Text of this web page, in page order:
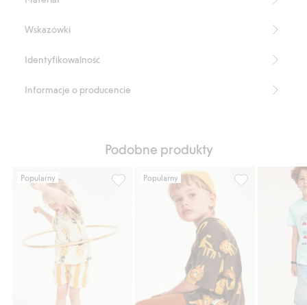
Wskazówki
Identyfikowalność
Informacje o producencie
Podobne produkty
Popularny
T-shirt w owoce, Dodaj do listy ulubione
Popularny
T-shirt we